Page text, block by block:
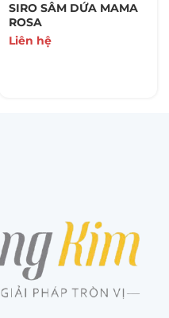
SIRO SÂM DỨA MAMA
ROSA
Liên hệ